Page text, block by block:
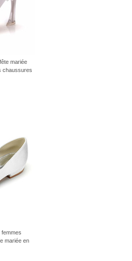
mariée
chaussures
mariée en